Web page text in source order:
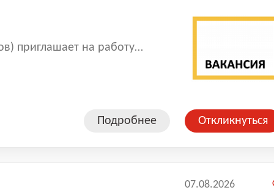
приглашает на работу
Подробнее Откликнуться
07.08.2026